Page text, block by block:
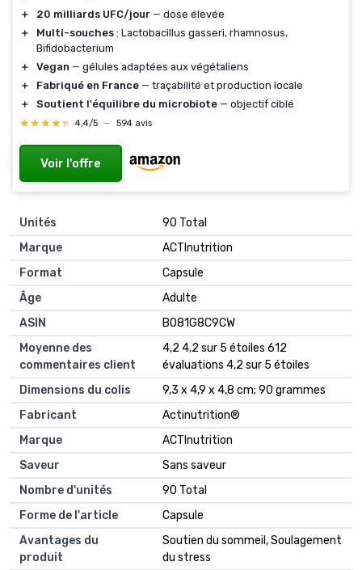
＋ 20 milliards UFC/jour — dose élevée
＋
Multi-souches : Lactobacillus gasseri, rhamnosus,
Bifidobacterium
＋
Vegan — gélules adaptées aux végétaliens
＋
Fabriqué en France — traçabilité et production locale
＋
Soutient l'équilibre du microbiote — objectif ciblé
★★★★★
★★★★★ 4,4/5 — 594 avis
Voir l'offre
Unités
‎90 Total
Marque
‎ACTInutrition
Format
‎Capsule
Âge
‎Adulte
ASIN
B081G8C9CW
Moyenne des
commentaires client
4,2 4,2 sur 5 étoiles 612
évaluations 4,2 sur 5 étoiles
Dimensions du colis
9,3 x 4,9 x 4,8 cm; 90 grammes
Fabricant
Actinutrition®
Marque
ACTInutrition
Saveur
Sans saveur
Nombre d'unités
90 Total
Forme de l'article
Capsule
Avantages du
produit
Soutien du sommeil, Soulagement
du stress